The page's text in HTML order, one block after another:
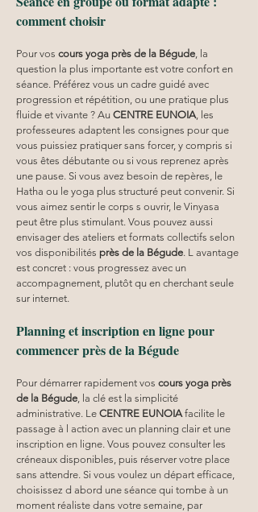
comment choisir
Pour vos cours yoga près de la Bégude , la
question la plus importante est votre confort en
séance. Préférez vous un cadre guidé avec
progression et répétition, ou une pratique plus
fluide et vivante ? Au CENTRE EUNOIA , les
professeures adaptent les consignes pour que
vous puissiez pratiquer sans forcer, y compris si
vous êtes débutante ou si vous reprenez après
une pause. Si vous avez besoin de repères, le
Hatha ou le yoga plus structuré peut convenir. Si
vous aimez sentir le corps s ouvrir, le Vinyasa
peut être plus stimulant. Vous pouvez aussi
envisager des ateliers et formats collectifs selon
vos disponibilités près de la Bégude. L avantage
est concret : vous progressez avec un
accompagnement, plutôt qu en cherchant seule
sur internet.
Planning et inscription en ligne pour
commencer près de la Bégude
Pour démarrer rapidement vos cours yoga près
de la Bégude , la clé est la simplicité
administrative. Le CENTRE EUNOIA facilite le
passage à l action avec un planning clair et une
inscription en ligne. Vous pouvez consulter les
créneaux disponibles, puis réserver votre place
sans attendre. Si vous voulez un départ efficace,
choisissez d abord une séance qui tombe à un
moment réaliste dans votre semaine, par